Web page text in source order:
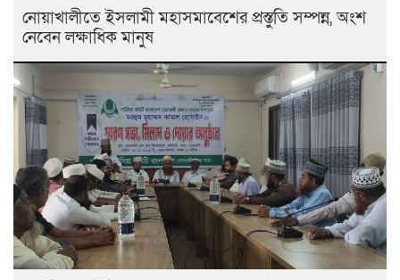
নোয়াখালীতে ইসলামী মহাসমাবেশের প্রস্তুতি সম্পন্ন, অংশ
নেবেন লক্ষাধিক মানুষ